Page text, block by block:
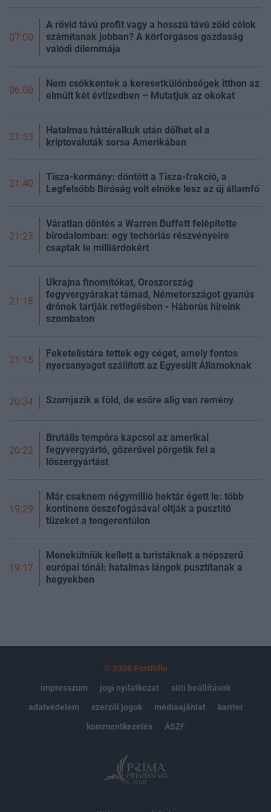
07:00
A rövid távú profit vagy a hosszú távú zöld célok
számítanak jobban? A körforgásos gazdaság
valódi dilemmája
06:00
Nem csökkentek a keresetkülönbségek itthon az
elmúlt két évtizedben – Mutatjuk az okokat
21:53
Hatalmas háttéralkuk után dőlhet el a
kriptovaluták sorsa Amerikában
21:40
Tisza-kormány: döntött a Tisza-frakció, a
Legfelsőbb Bíróság volt elnöke lesz az új államfő
21:23
Váratlan döntés a Warren Buffett felépítette
birodalomban: egy techóriás részvényeire
csaptak le milliárdokért
21:18
Ukrajna finomítókat, Oroszország
fegyvergyárakat támad, Németországot gyanús
drónok tartják rettegésben - Háborús híreink
szombaton
21:15
Feketelistára tettek egy céget, amely fontos
nyersanyagot szállított az Egyesült Államoknak
20:34 Szomjazik a föld, de esőre alig van remény
20:22
Brutális tempóra kapcsol az amerikai
fegyvergyártó, gőzerővel pörgetik fel a
lőszergyártást
19:29
Már csaknem négymillió hektár égett le: több
kontinens összefogásával oltják a pusztító
tüzeket a tengerentúlon
19:17
Menekülniük kellett a turistáknak a népszerű
európai tónál: hatalmas lángok pusztítanak a
hegyekben
© 2026 Portfolio
impresszum
jogi nyilatkozat
süti beállítások
adatvédelem
szerzői jogok médiaajánlat
karrier
kommentkezelés
ÁSZF